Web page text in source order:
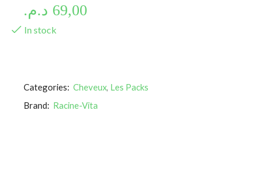
69,00 د.م.
In stock
Categories: Cheveux, Les Packs
Brand: Racine-Vita